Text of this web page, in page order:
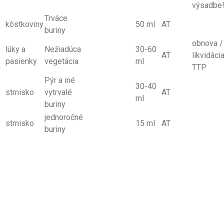
výsadbe!
kôstkoviny
Trváce
buriny
50 ml AT
lúky a
pasienky
Nežiadúca
vegetácia
30-60
ml
AT
obnova /
likvidácia
TTP
strnisko
Pýr a iné
vytrvalé
buriny
30-40
ml
AT
strnisko
jednoročné
buriny
15 ml AT